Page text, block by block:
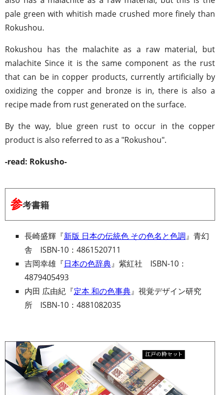
pale green with whitish made crushed more finely than
Rokushou.
Rokushou has the malachite as a raw material, but
malachite Since it is the same component as the rust
that can be in copper products, currently artificially by
oxidizing the copper and bronze is in, there is also a
recipe made from rust generated on the surface.
By the way, blue green rust to occur in the copper
product is also referred to as a "Rokushou".
-read: Rokusho-
参考書籍
長崎盛輝『新版 日本の伝統色 その色名と色調』青幻
舎 ISBN-10：4861520711
吉岡幸雄『日本の色辞典』紫紅社 ISBN-10：
4879405493
内田 広由紀『定本 和の色事典』視覚デザイン研究
所 ISBN-10：4881082035